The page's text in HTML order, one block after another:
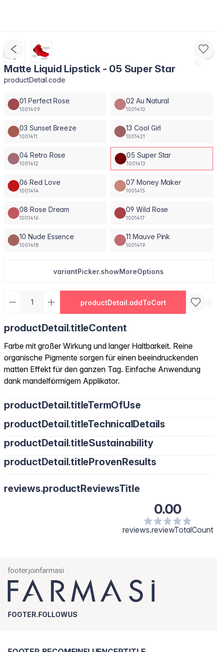
Matte Liquid Lipstick - 05 Super Star
productDetail.code
01 Perfect Rose
1001409
02 Au Natural
1001410
03 Sunset Breeze
1001411
13 Cool Girl
1001421
04 Retro Rose
1001412
05 Super Star
1001413
06 Red Love
1001414
07 Money Maker
1001415
08 Rose Dream
1001416
09 Wild Rose
1001417
10 Nude Essence
1001418
11 Mauve Pink
1001419
variantPicker.showMoreOptions
productDetail.addToCart
productDetail.titleContent
Farbe mit großer Wirkung und langer Haltbarkeit. Reine
organische Pigmente sorgen für einen beeindruckenden
matten Effekt für den ganzen Tag. Einfache Anwendung
dank mandelförmigem Applikator.
productDetail.titleTermOfUse
productDetail.titleTechnicalDetails
productDetail.titleSustainability
productDetail.titleProvenResults
reviews.productReviewsTitle
0.00
reviews.reviewTotalCount
footer.joinfarmasi
FOOTER.FOLLOWUS